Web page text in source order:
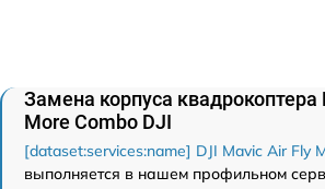
Замена корпуса квадрокоптера
More Combo DJI
[dataset:services:name] DJI Mavic Air Fly
выполняется в нашем профильном